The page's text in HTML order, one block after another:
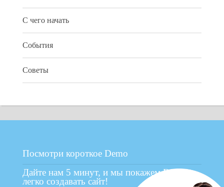
С чего начать
События
Советы
Посмотри короткое Demo
Дайте нам 5 минут, и мы покажем Вам как
легко создавать сайт!